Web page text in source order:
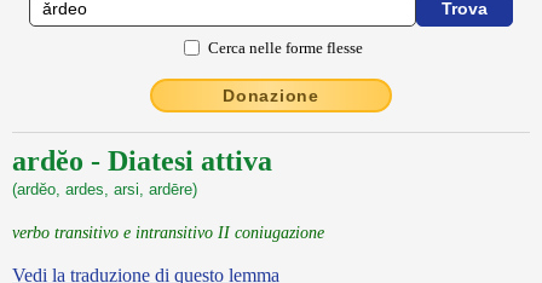
Cerca nelle forme flesse
Donazione
ardĕo - Diatesi attiva
(ardĕo, ardes, arsi, ardēre)
verbo transitivo e intransitivo II coniugazione
Vedi la traduzione di questo lemma